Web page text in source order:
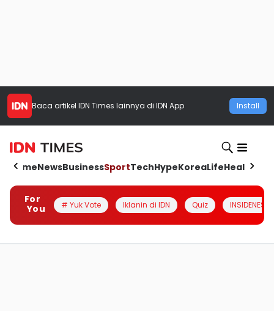
Baca artikel IDN Times lainnya di IDN App Install
HomeNewsBusinessSportTechHypeKoreaLifeHealth
For
You
# Yuk Vote Iklanin di IDN Quiz INSIDENESIA